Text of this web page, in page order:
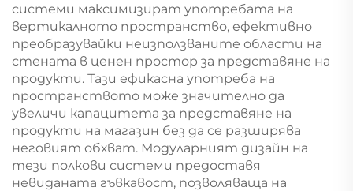
системи максимизират употребата на
вертикалното пространство, ефективно
преобразувайки неизползваните области на
стената в ценен простор за представяне на
продукти. Тази ефикасна употреба на
пространството може значително да
увеличи капацитета за представяне на
продукти на магазин без да се разширява
неговият обхват. Модуларният дизайн на
тези полкови системи предоставя
невиданата гъвкавост, позволяваща на